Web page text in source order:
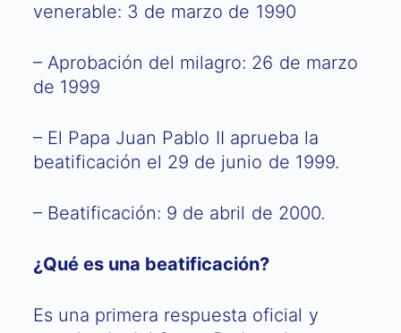
venerable: 3 de marzo de 1990
– Aprobación del milagro: 26 de marzo
de 1999
– El Papa Juan Pablo II aprueba la
beatificación el 29 de junio de 1999.
– Beatificación: 9 de abril de 2000.
¿Qué es una beatificación?
Es una primera respuesta oficial y